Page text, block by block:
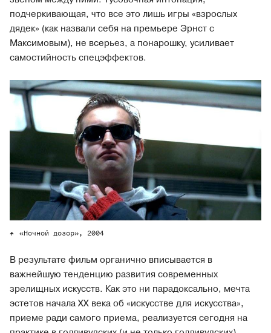
подчеркивающая, что все это лишь игры «взрослых
дядек» (как назвали себя на премьере Эрнст с
Максимовым), не всерьез, а понарошку, усиливает
самостийность спецэффектов.
«Ночной дозор», 2004
В результате фильм органично вписывается в
важнейшую тенденцию развития современных
зрелищных искусств. Как это ни парадоксально, мечта
эстетов начала ХХ века об «искусстве для искусства»,
приеме ради самого приема, реализуется сегодня на